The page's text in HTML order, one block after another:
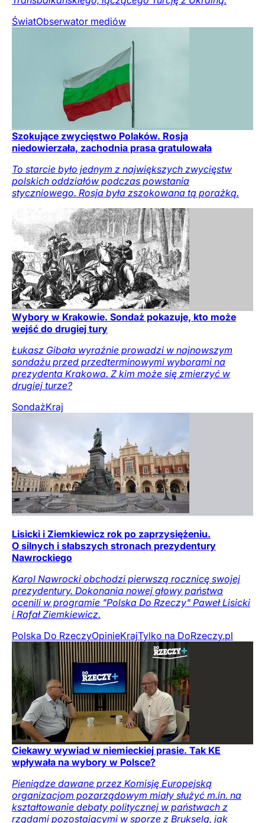
ŚwiatObserwator mediów
Szokujące zwycięstwo Polaków. Rosja
niedowierzała, zachodnia prasa gratulowała
To starcie było jednym z największych zwycięstw
polskich oddziałów podczas powstania
styczniowego. Rosja była zszokowana tą porażką.
Wybory w Krakowie. Sondaż pokazuje, kto może
wejść do drugiej tury
Łukasz Gibała wyraźnie prowadzi w najnowszym
sondażu przed przedterminowymi wyborami na
prezydenta Krakowa. Z kim może się zmierzyć w
drugiej turze?
SondażKraj
Lisicki i Ziemkiewicz rok po zaprzysiężeniu.
O silnych i słabszych stronach prezydentury
Nawrockiego
Karol Nawrocki obchodzi pierwszą rocznicę swojej
prezydentury. Dokonania nowej głowy państwa
ocenili w programie "Polska Do Rzeczy" Paweł Lisicki
i Rafał Ziemkiewicz.
Polska Do RzeczyOpinieKrajTylko na DoRzeczy.pl
Ciekawy wywiad w niemieckiej prasie. Tak KE
wpływała na wybory w Polsce?
Pieniądze dawane przez Komisję Europejską
organizacjom pozarządowym miały służyć m.in. na
kształtowanie debaty politycznej w państwach z
rządami pozostającymi w sporze z Brukselą, jak